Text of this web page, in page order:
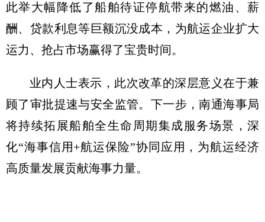
此举大幅降低了船舶待证停航带来的燃油、薪
酬、贷款利息等巨额沉没成本，为航运企业扩大
运力、抢占市场赢得了宝贵时间。
业内人士表示，此次改革的深层意义在于兼
顾了审批提速与安全监管。下一步，南通海事局
将持续拓展船舶全生命周期集成服务场景，深
化“海事信用+航运保险”协同应用，为航运经济
高质量发展贡献海事力量。